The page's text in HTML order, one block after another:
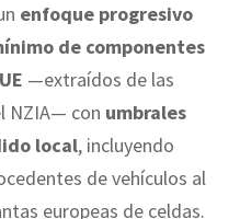
enfoque progresivo
de componentes
—extraídos de las
NZIA— con umbrales
local, incluyendo
de vehículos al
europeas de celdas.